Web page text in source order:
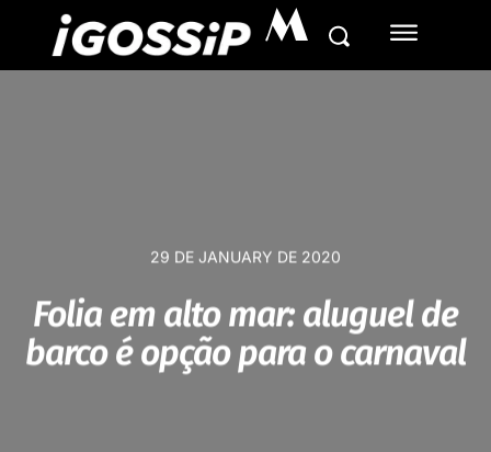
M
29 DE JANUARY DE 2020
Folia em alto mar: aluguel de
barco é opção para o carnaval